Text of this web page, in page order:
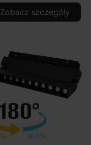
Zobacz szczegóły